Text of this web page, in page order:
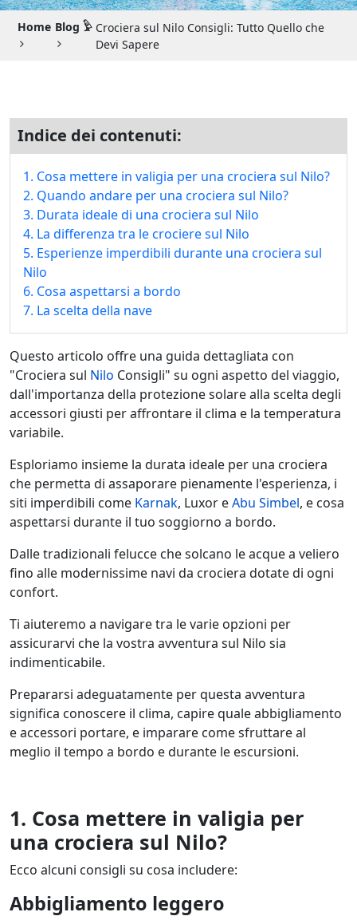
Guida di Viaggio 𓉔
Guida di Viaggio Giordania
Home Blog 𓅱 Crociera sul Nilo Consigli: Tutto Quello che
Devi Sapere
Indice dei contenuti:
1. Cosa mettere in valigia per una crociera sul Nilo?
2. Quando andare per una crociera sul Nilo?
3. Durata ideale di una crociera sul Nilo
4. La differenza tra le crociere sul Nilo
5. Esperienze imperdibili durante una crociera sul
Nilo
6. Cosa aspettarsi a bordo
7. La scelta della nave
Questo articolo offre una guida dettagliata con
"Crociera sul Nilo Consigli" su ogni aspetto del viaggio,
dall'importanza della protezione solare alla scelta degli
accessori giusti per affrontare il clima e la temperatura
variabile.
Esploriamo insieme la durata ideale per una crociera
che permetta di assaporare pienamente l'esperienza, i
siti imperdibili come Karnak, Luxor eAbu Simbel, e cosa
aspettarsi durante il tuo soggiorno a bordo.
Dalle tradizionali felucce che solcano le acque a veliero
fino alle modernissime navi da crociera dotate di ogni
confort.
Ti aiuteremo a navigare tra le varie opzioni per
assicurarvi che la vostra avventura sul Nilo sia
indimenticabile.
Prepararsi adeguatamente per questa avventura
significa conoscere il clima, capire quale abbigliamento
e accessori portare, e imparare come sfruttare al
meglio il tempo a bordo e durante le escursioni.
1. Cosa mettere in valigia per
una crociera sul Nilo?
Ecco alcuni consigli su cosa includere:
Abbigliamento leggero